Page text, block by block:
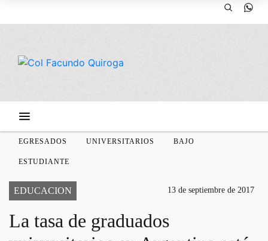
EGRESADOS UNIVERSITARIOS BAJO
ESTUDIANTE
EDUCACION 13 de septiembre de 2017
La tasa de graduados